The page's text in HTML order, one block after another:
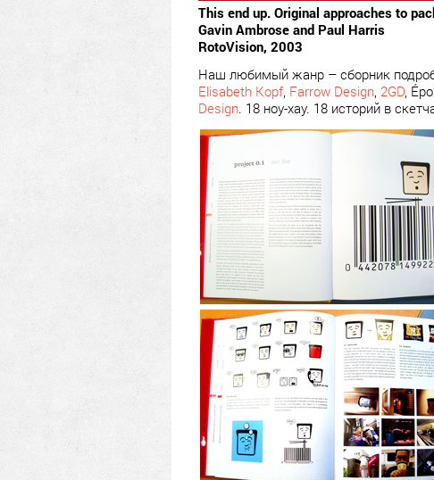
This end up. Original approaches to
Gavin Ambrose and Paul Harris
RotoVision, 2003
Наш любимый жанр – сборник
Elisabeth Kopf Farrow Design 2GD ,
Design. 18 ноу-хау. 18 историй в